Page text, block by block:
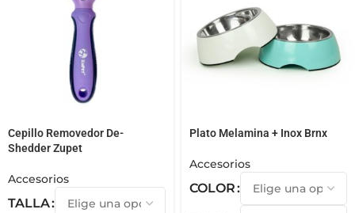
Cepillo Removedor De-
Shedder Zupet
Accesorios
TALLA
Plato Melamina + Inox Brnx
Accesorios
COLOR